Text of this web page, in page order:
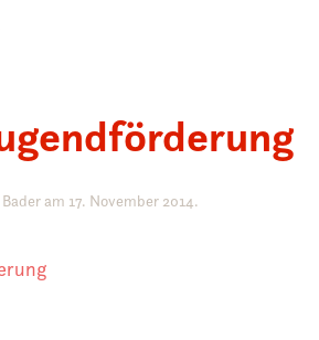
am 17. November 2014.